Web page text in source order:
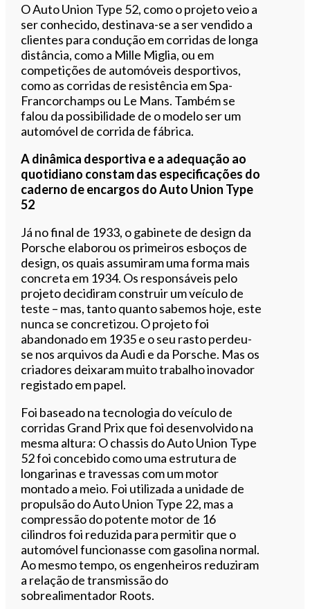
O Auto Union Type 52, como o projeto veio a
ser conhecido, destinava-se a ser vendido a
clientes para condução em corridas de longa
distância, como a Mille Miglia, ou em
competições de automóveis desportivos,
como as corridas de resistência em Spa-
Francorchamps ou Le Mans. Também se
falou da possibilidade de o modelo ser um
automóvel de corrida de fábrica.
A dinâmica desportiva e a adequação ao
quotidiano constam das especificações do
caderno de encargos do Auto Union Type
52
Já no final de 1933, o gabinete de design da
Porsche elaborou os primeiros esboços de
design, os quais assumiram uma forma mais
concreta em 1934. Os responsáveis pelo
projeto decidiram construir um veículo de
teste – mas, tanto quanto sabemos hoje, este
nunca se concretizou. O projeto foi
abandonado em 1935 e o seu rasto perdeu-
se nos arquivos da Audi e da Porsche. Mas os
criadores deixaram muito trabalho inovador
registado em papel.
Foi baseado na tecnologia do veículo de
corridas Grand Prix que foi desenvolvido na
mesma altura: O chassis do Auto Union Type
52 foi concebido como uma estrutura de
longarinas e travessas com um motor
montado a meio. Foi utilizada a unidade de
propulsão do Auto Union Type 22, mas a
compressão do potente motor de 16
cilindros foi reduzida para permitir que o
automóvel funcionasse com gasolina normal.
Ao mesmo tempo, os engenheiros reduziram
a relação de transmissão do
sobrealimentador Roots.